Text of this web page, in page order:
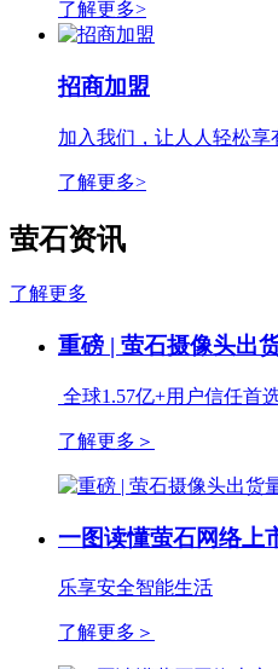
了解更多>
招商加盟
加入我们，让人人轻松
了解更多>
萤石资讯
了解更多
重磅 | 萤石摄像头出
全球1.57亿+用户信任首
了解更多 ＞
一图读懂萤石网络上
乐享安全智能生活
了解更多 ＞